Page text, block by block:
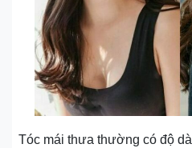
Tóc mái thưa thường có độ